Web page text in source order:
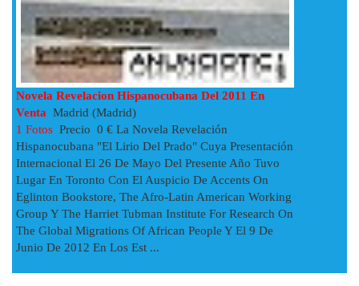
Novela Revelacion Hispanocubana Del 2011 En
Venta Madrid (Madrid)
1 Fotos Precio 0 € La Novela Revelación
Hispanocubana "El Lirio Del Prado" Cuya Presentación
Internacional El 26 De Mayo Del Presente Año Tuvo
Lugar En Toronto Con El Auspicio De Accents On
Eglinton Bookstore, The Afro-Latin American Working
Group Y The Harriet Tubman Institute For Research On
The Global Migrations Of African People Y El 9 De
Junio De 2012 En Los Est ...